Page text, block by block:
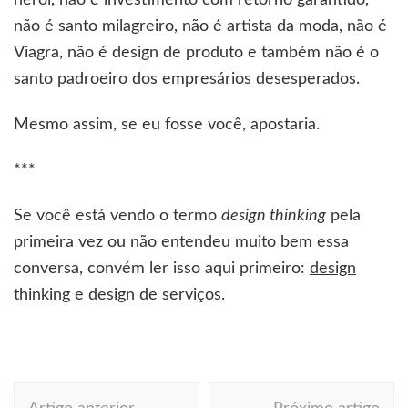
não é santo milagreiro, não é artista da moda, não é
Viagra, não é design de produto e também não é o
santo padroeiro dos empresários desesperados.
Mesmo assim, se eu fosse você, apostaria.
***
Se você está vendo o termo design thinking pela
primeira vez ou não entendeu muito bem essa
conversa, convém ler isso aqui primeiro: design
thinking e design de serviços.
Navegação